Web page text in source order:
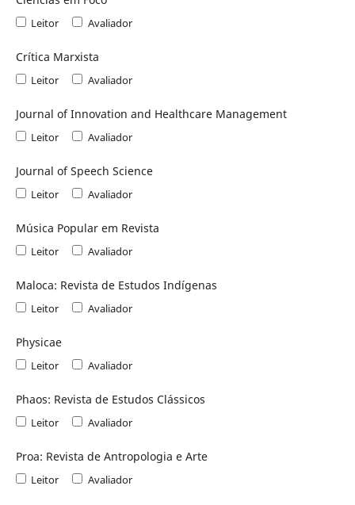
Leitor Avaliador
Crítica Marxista
Leitor Avaliador
Journal of Innovation and Healthcare Management
Leitor Avaliador
Journal of Speech Science
Leitor Avaliador
Música Popular em Revista
Leitor Avaliador
Maloca: Revista de Estudos Indígenas
Leitor Avaliador
Physicae
Leitor Avaliador
Phaos: Revista de Estudos Clássicos
Leitor Avaliador
Proa: Revista de Antropologia e Arte
Leitor Avaliador